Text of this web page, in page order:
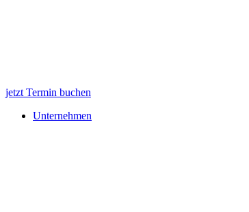
jetzt Termin buchen
Unternehmen